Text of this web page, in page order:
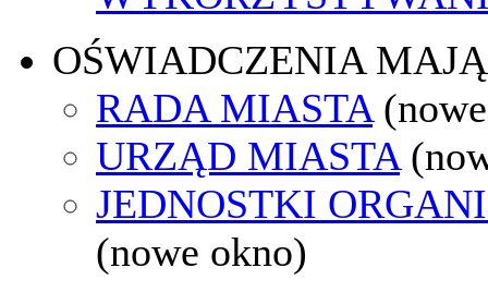
OŚWIADCZENIA
RADA MIASTA
URZĄD MIASTA
JEDNOSTKI
(nowe okno)